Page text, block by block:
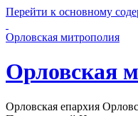
Перейти к основному
Орловская митрополия
Орловская
Орловская епархия